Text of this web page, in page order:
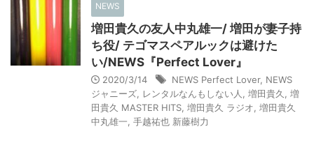
NEWS
増田貴久の友人中丸雄一/ 増田が妻子持
ち役/ テゴマスペアルックは避けた
い/NEWS『Perfect Lover』
2020/3/14 NEWS Perfect Lover, NEWS
ジャニーズ
レンタルなんもしない人 増田貴久
増
田貴久 MASTER HITS 増田貴久 ラジオ 増田貴久
中丸雄一 手越祐也 新藤樹力